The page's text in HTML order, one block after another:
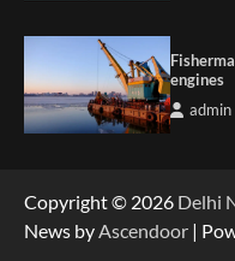
engines
admin
Copyright © 2026 Delhi
News byAscendoor |